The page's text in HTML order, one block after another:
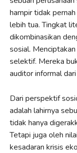
hampir tidak
lebih tua. Tingkat
dikombinasikan
sosial.
selektif. Mereka
auditor informal
Dari perspektif
adalah lahirnya
tidak hanya
Tetapi juga oleh
kesadaran krisis